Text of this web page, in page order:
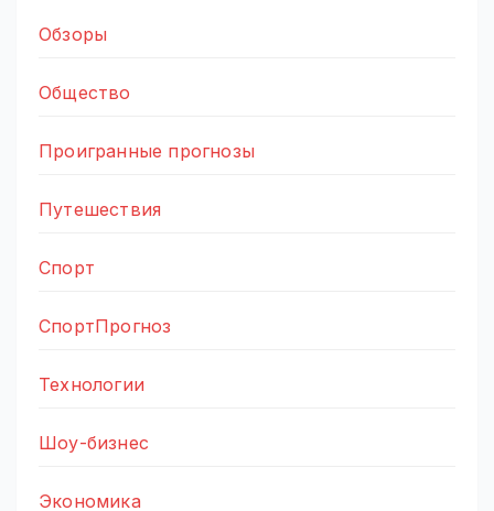
Обзоры
Общество
Проигранные прогнозы
Путешествия
Спорт
СпортПрогноз
Технологии
Шоу-бизнес
Экономика